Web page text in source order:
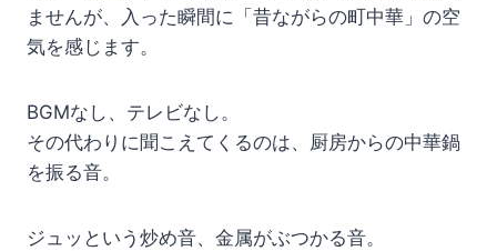
ませんが、入った瞬間に「昔ながらの町中華」の空
気を感じます。
BGMなし、テレビなし。
その代わりに聞こえてくるのは、厨房からの中華鍋
を振る音。
ジュッという炒め音、金属がぶつかる音。